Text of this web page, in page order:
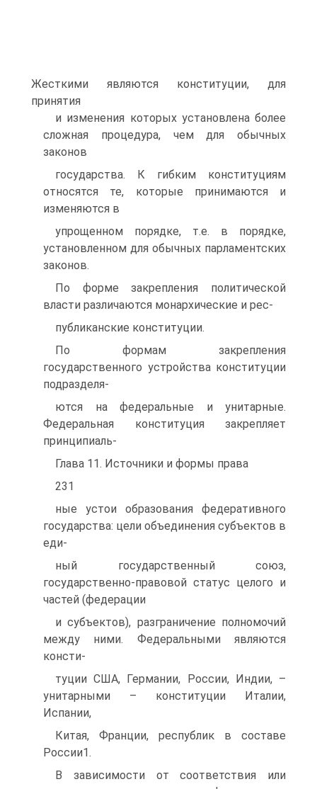
Жесткими являются конституции, для
принятия
и изменения которых установлена более
сложная процедура, чем для обычных
законов
государства. К гибким конституциям
относятся те, которые принимаются и
изменяются в
упрощенном порядке, т.е. в порядке,
установленном для обычных парламентских
законов.
По форме закрепления политической
власти различаются монархические и рес-
публиканские конституции.
По формам закрепления
государственного устройства конституции
подразделя-
ются на федеральные и унитарные.
Федеральная конституция закрепляет
принципиаль-
Глава 11. Источники и формы права
231
ные устои образования федеративного
государства: цели объединения субъектов в
еди-
ный государственный союз,
государственно-правовой статус целого и
частей (федерации
и субъектов), разграничение полномочий
между ними. Федеральными являются
консти-
туции США, Германии, России, Индии, –
унитарными – конституции Италии,
Испании,
Китая, Франции, республик в составе
России1.
В зависимости от соответствия или